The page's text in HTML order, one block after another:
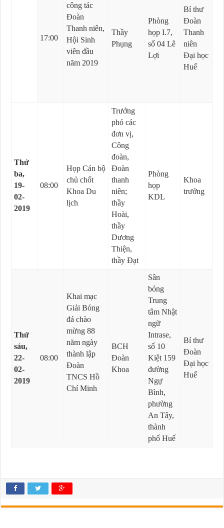
17:00
công tác
Đoàn
Thanh niên,
Hội Sinh
viên đầu
năm 2019
Thầy
Phụng
Phòng
họp I.7,
số 04 Lê
Lợi
Bí thư
Đoàn
Thanh
niên
Đại học
Huế
Thứ
ba,
19-
02-
2019
08:00
Họp Cán bộ
chủ chốt
Khoa Du
lịch
Trưởng
phó các
đơn vị,
Công
đoàn,
Đoàn
thanh
niên;
thầy
Hoài,
thầy
Dương
Thiện,
thầy Đạt
Phòng
họp
KDL
Khoa
trưởng
Thứ
sáu,
22-
02-
2019
08:00
Khai mạc
Giải Bóng
đá chào
mừng 88
năm ngày
thành lập
Đoàn
TNCS Hồ
Chí Minh
BCH
Đoàn
Khoa
Sân
bóng
Trung
tâm Nhật
ngữ
Intrase,
số 10
Kiệt 159
đường
Ngự
Bình,
phường
An Tây,
thành
phố Huế
Bí thư
Đoàn
Đại học
Huế